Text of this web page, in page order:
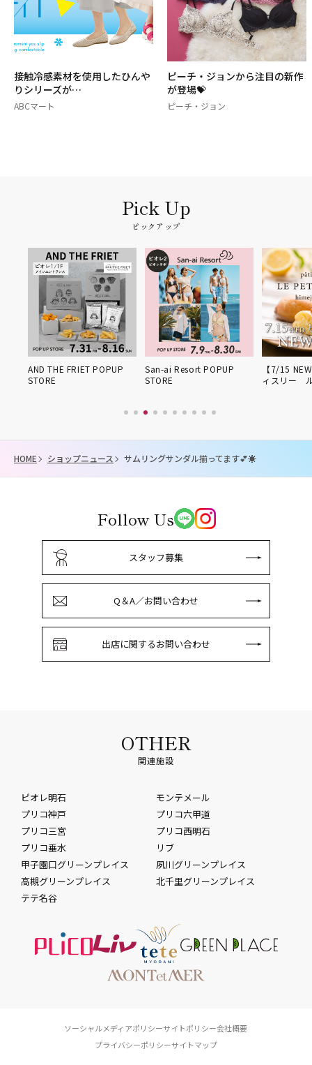
接触冷感素材を使用したひんや
りシリーズが…
ABCマート
ピーチ・ジョンから注目の新作
が登場💝
ピーチ・ジョン
ピックアップ
AND THE FRIET POPUP
STORE
San-ai Resort POPUP
STORE
【7/15
ィスリー
HOME ショップニュース サムリングサンダル揃ってます💕☀️
Follow Us
スタッフ募集
Q＆A／お問い合わせ
出店に関するお問い合わせ
OTHER
関連施設
ピオレ明石
モンテメール
プリコ神戸
プリコ六甲道
プリコ三宮
プリコ西明石
プリコ垂水
リブ
甲子園口グリーンプレイス
夙川グリーンプレイス
高槻グリーンプレイス
北千里グリーンプレイス
テテ名谷
ソーシャルメディアポリシーサイトポリシー会社概要
プライバシーポリシーサイトマップ